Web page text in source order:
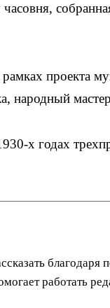
проекта
народный
х годах
благодаря
работать